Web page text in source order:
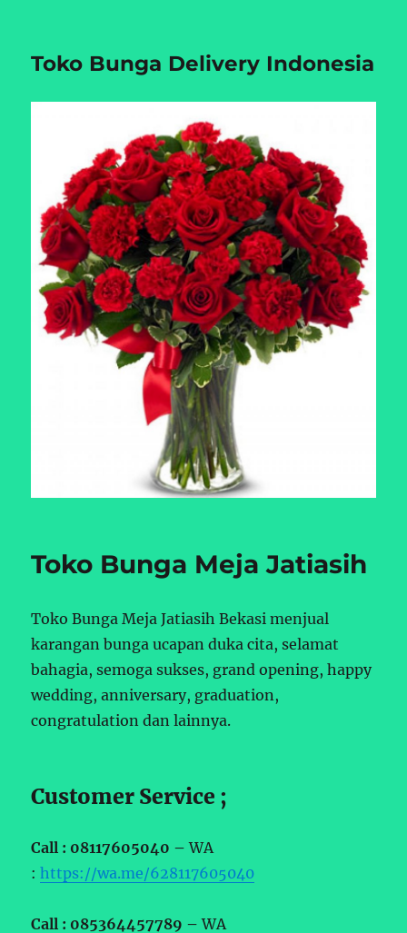
Toko Bunga Delivery Indonesia
Toko Bunga Meja Jatiasih
Toko Bunga Meja Jatiasih Bekasi menjual
karangan bunga ucapan duka cita, selamat
bahagia, semoga sukses, grand opening, happy
wedding, anniversary, graduation,
congratulation dan lainnya.
Customer Service ;
Call : 08117605040 –WA
:https://wa.me/628117605040
Call : 085364457789 –WA